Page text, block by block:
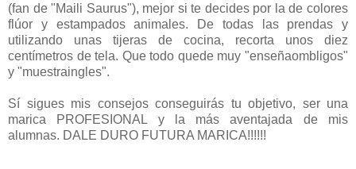
(fan de "Maili Saurus"), mejor si te decides por la de colores
flúor y estampados animales. De todas las prendas y
utilizando unas tijeras de cocina, recorta unos diez
centímetros de tela. Que todo quede muy "enseñaombligos"
y "muestraingles".
Sí sigues mis consejos conseguirás tu objetivo, ser una
marica PROFESIONAL y la más aventajada de mis
alumnas. DALE DURO FUTURA MARICA!!!!!!